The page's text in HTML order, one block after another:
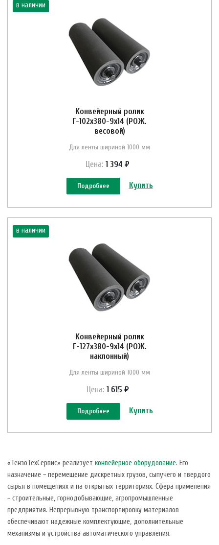
в наличии
Конвейерный ролик
Г-102х380-9х14 (РОЖ.
весовой)
Для ленты шириной 1000 мм
Цена: 1 394 ₽
Подробнее Купить
в наличии
Конвейерный ролик
Г-127х380-9х14 (РОЖ.
наклонный)
Для ленты шириной 1000 мм
Цена: 1 615 ₽
Подробнее Купить
«ТензоТехСервис» реализует конвейерное оборудование. Его
назначение − перемещение дискретных грузов, сыпучего и твердого
сырья в помещениях и на открытых территориях. Сфера применения
− строительные, горнодобывающие, агропромышленные
предприятия. Непрерывную транспортировку материалов
обеспечивают надежные комплектующие, дополнительные
механизмы и устройства автоматического управления.